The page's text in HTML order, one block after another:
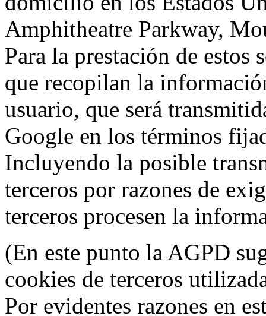
Amphitheatre Parkway,
Para la prestación de
que recopilan la
usuario, que será
Google en los términos
Incluyendo la posible
terceros por razones de
terceros procesen la
(En este punto la AGPD
cookies de terceros
Por evidentes razones en